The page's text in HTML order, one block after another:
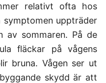
relativt ofta hos
symptomen uppträder
av sommaren. På de
fläckar på vågens
bruna. Vågen ser ut
skydd är att